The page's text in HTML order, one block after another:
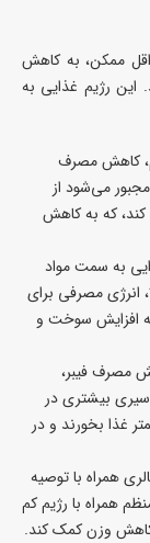
ممکن، به کاهش
رژیم غذایی به
کاهش مصرف
می‌شود از
کند، که به کاهش
به سمت مواد
انرژی مصرفی برای
افزایش سوخت و
مصرف فیبر،
سیری بیشتری در
غذا بخورند و در
همراه با توصیه
همراه با رژیم کم
وزن کمک کند.